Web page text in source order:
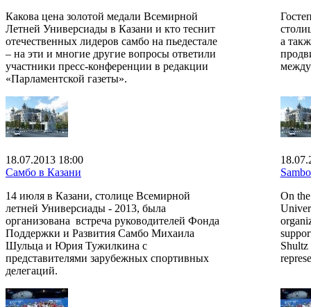
Какова цена золотой медали Всемирной
Летней Универсиады в Казани и кто теснит
отечественных лидеров самбо на пьедестале
– на эти и многие другие вопросы ответили
участники пресс-конференции в редакции
«Парламентской газеты».
а
18.07.2013 18:00
Самбо в Казани
14 июля в Казани, столице Всемирной
летней Универсиады - 2013, была
организована встреча руководителей Фонда
Поддержки и Развития Самбо Михаила
Шульца и Юрия Тужилкина с
представителями зарубежных спортивных
делегаций.
On